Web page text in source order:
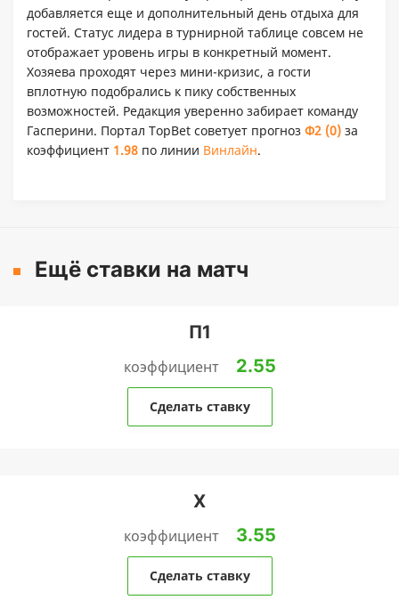
добавляется еще и дополнительный день отдыха для
гостей. Статус лидера в турнирной таблице совсем не
отображает уровень игры в конкретный момент.
Хозяева проходят через мини-кризис, а гости
вплотную подобрались к пику собственных
возможностей. Редакция уверенно забирает команду
Гасперини. Портал TopBet советует прогноз Ф2 (0) за
коэффициент 1.98 по линии Винлайн.
Ещё ставки на матч
П1
коэффициент 2.55
Сделать ставку
Х
коэффициент 3.55
Сделать ставку